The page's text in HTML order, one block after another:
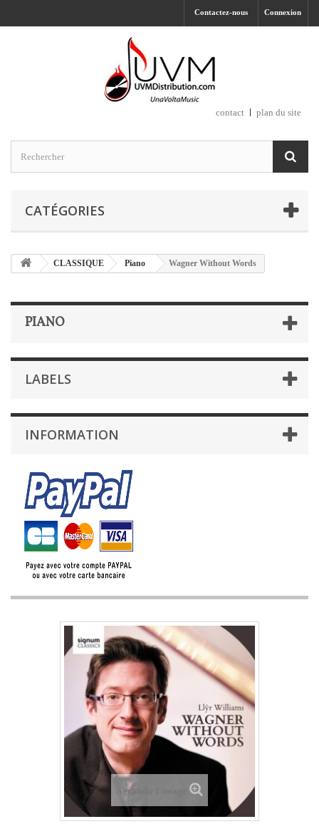
Connexion
Contactez-nous
contact plan du site
CATÉGORIES
CLASSIQUE Piano Wagner Without Words
PIANO
LABELS
INFORMATION
Agrandir l'image